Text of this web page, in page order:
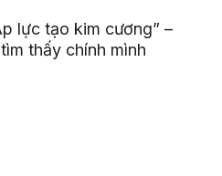
lực tạo kim cương” –
thấy chính mình